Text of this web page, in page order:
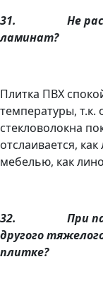
31. Не
ламинат?
Плитка ПВХ
температуры, т.к.
стекловолокна
отслаивается,
мебелью, как
32. При
другого
плитке?